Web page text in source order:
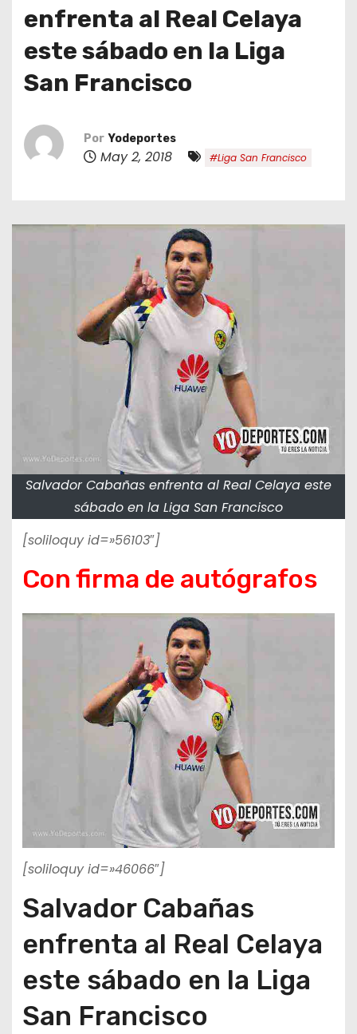
enfrenta al Real Celaya
este sábado en la Liga
San Francisco
Por Yodeportes
May 2, 2018 #Liga San Francisco
Salvador Cabañas enfrenta al Real Celaya este
sábado en la Liga San Francisco
[soliloquy id=»56103″]
Con firma de autógrafos
[soliloquy id=»46066″]
Salvador Cabañas
enfrenta al Real Celaya
este sábado en la Liga
San Francisco